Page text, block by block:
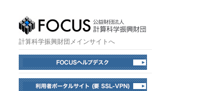
計算科学振興財団メインサイトへ